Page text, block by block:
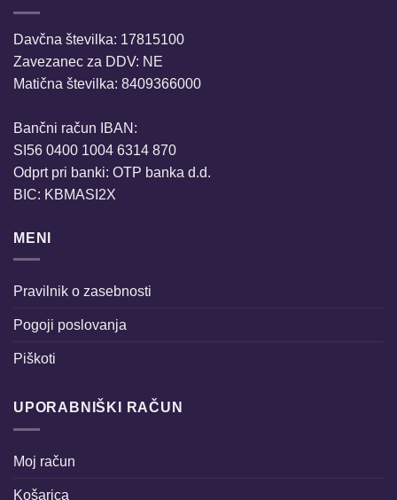
Davčna številka: 17815100
Zavezanec za DDV: NE
Matična številka: 8409366000
Bančni račun IBAN:
SI56 0400 1004 6314 870
Odprt pri banki: OTP banka d.d.
BIC: KBMASI2X
MENI
Pravilnik o zasebnosti
Pogoji poslovanja
Piškoti
UPORABNIŠKI RAČUN
Moj račun
Košarica